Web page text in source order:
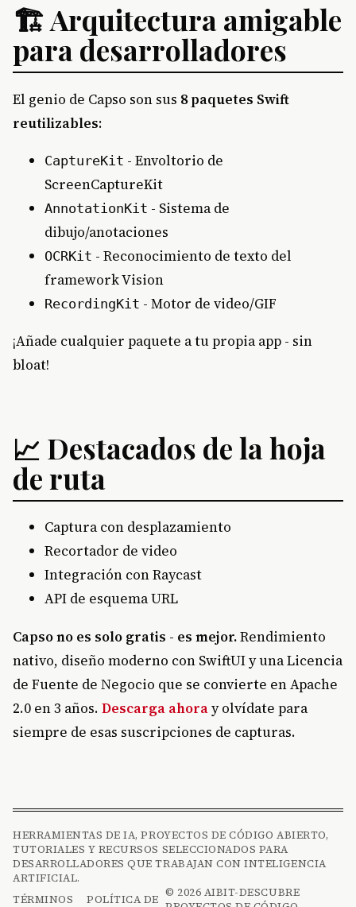
🏗️ Arquitectura amigable
para desarrolladores
El genio de Capso son sus 8 paquetes Swift
reutilizables:
CaptureKit - Envoltorio de
ScreenCaptureKit
AnnotationKit - Sistema de
dibujo/anotaciones
OCRKit - Reconocimiento de texto del
framework Vision
RecordingKit - Motor de video/GIF
¡Añade cualquier paquete a tu propia app - sin
bloat!
📈 Destacados de la hoja
de ruta
Captura con desplazamiento
Recortador de video
Integración con Raycast
API de esquema URL
Capso no es solo gratis - es mejor.Rendimiento
nativo, diseño moderno con SwiftUI y una Licencia
de Fuente de Negocio que se convierte en Apache
2.0 en 3 años. Descarga ahoray olvídate para
siempre de esas suscripciones de capturas.
HERRAMIENTAS DE IA, PROYECTOS DE CÓDIGO ABIERTO,
TUTORIALES Y RECURSOS SELECCIONADOS PARA
DESARROLLADORES QUE TRABAJAN CON INTELIGENCIA
ARTIFICIAL.
TÉRMINOS
POLÍTICA DE © 2026 AIBIT-DESCUBRE